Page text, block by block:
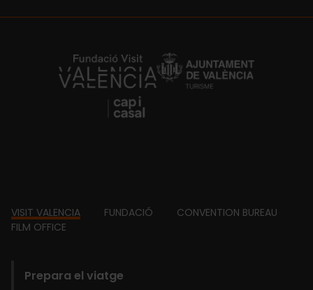
https://fundacion.visitvalencia.com/
Footer
VISIT VALENCIA FUNDACIÓ
CONVENTION BUREAU
FILM OFFICE
Prepara el viatge